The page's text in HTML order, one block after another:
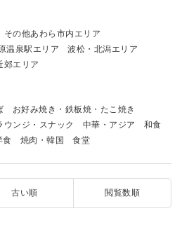
その他あわら市内エリア
温泉駅エリア
波松・北潟エリア
郊エリア
お好み焼き・鉄板焼・たこ焼き
ウンジ・スナック 中華・アジア
和食
食 焼肉・韓国 食堂
古い順 閲覧数順